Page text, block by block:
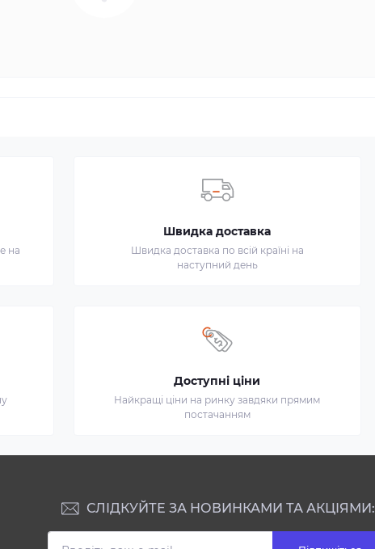
на
Швидка доставка
Швидка доставка по всій країні на
наступний день
Доступні ціни
Найкращі ціни на ринку завдяки прямим
постачанням
СЛІДКУЙТЕ ЗА НОВИНКАМИ ТА АКЦІЯМИ: